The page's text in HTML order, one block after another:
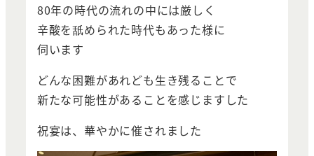
80年の時代の流れの中には厳しく
辛酸を舐められた時代もあった様に
伺います
どんな困難があれども生き残ることで
新たな可能性があることを感じますした
祝宴は、華やかに催されました